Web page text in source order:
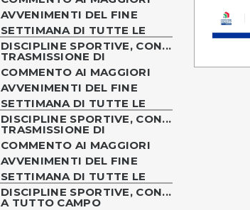
AVVENIMENTI DEL FINE
SETTIMANA DI TUTTE LE
DISCIPLINE SPORTIVE, CON...
TRASMISSIONE DI
COMMENTO AI MAGGIORI
AVVENIMENTI DEL FINE
SETTIMANA DI TUTTE LE
DISCIPLINE SPORTIVE, CON...
TRASMISSIONE DI
COMMENTO AI MAGGIORI
AVVENIMENTI DEL FINE
SETTIMANA DI TUTTE LE
DISCIPLINE SPORTIVE, CON...
A TUTTO CAMPO